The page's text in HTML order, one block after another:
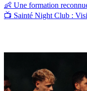
👶 Une formation
📺 Sainté Night Club :